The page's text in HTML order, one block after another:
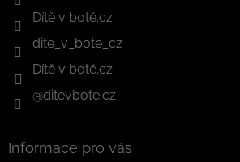
Dítě v botě.cz
dite_v_bote_cz
Dítě v botě.cz
@ditevbote.cz
Informace pro vás